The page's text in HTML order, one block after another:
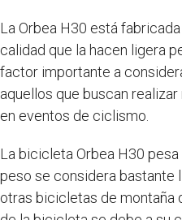
La Orbea H30 está
calidad que la hacen ligera
factor importante a
aquellos que buscan
en eventos de ciclismo.
La bicicleta Orbea H30
peso se considera bastante
otras bicicletas de montaña